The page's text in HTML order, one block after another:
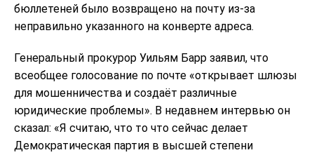
бюллетеней было возвращено на почту из-за
неправильно указанного на конверте адреса.
Генеральный прокурор Уильям Барр заявил, что
всеобщее голосование по почте «открывает шлюзы
для мошенничества и создаёт различные
юридические проблемы». В недавнем интервью он
сказал: «Я считаю, что то что сейчас делает
Демократическая партия в высшей степени